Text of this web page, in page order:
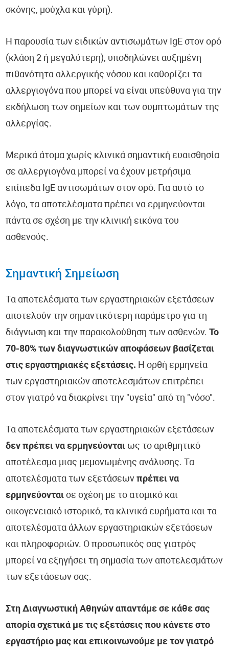
σκόνης, μούχλα και γύρη).
Η παρουσία των ειδικών αντισωμάτων IgE στον ορό
(κλάση 2 ή μεγαλύτερη), υποδηλώνει αυξημένη
πιθανότητα αλλεργικής νόσου και καθορίζει τα
αλλεργιογόνα που μπορεί να είναι υπεύθυνα για την
εκδήλωση των σημείων και των συμπτωμάτων της
αλλεργίας.
Μερικά άτομα χωρίς κλινικά σημαντική ευαισθησία
σε αλλεργιογόνα μπορεί να έχουν μετρήσιμα
επίπεδα IgE αντισωμάτων στον ορό. Για αυτό το
λόγο, τα αποτελέσματα πρέπει να ερμηνεύονται
πάντα σε σχέση με την κλινική εικόνα του
ασθενούς.
Σημαντική Σημείωση
Τα αποτελέσματα των εργαστηριακών εξετάσεων
αποτελούν την σημαντικότερη παράμετρο για τη
διάγνωση και την παρακολούθηση των ασθενών. Το
70-80% των διαγνωστικών αποφάσεων βασίζεται
στις εργαστηριακές εξετάσεις. Η ορθή ερμηνεία
των εργαστηριακών αποτελεσμάτων επιτρέπει
στον γιατρό να διακρίνει την "υγεία" από τη "νόσο".
Τα αποτελέσματα των εργαστηριακών εξετάσεων
δεν πρέπει να ερμηνεύονται ως το αριθμητικό
αποτέλεσμα μιας μεμονωμένης ανάλυσης. Τα
αποτελέσματα των εξετάσεωνπρέπει να
ερμηνεύονται σε σχέση με το ατομικό και
οικογενειακό ιστορικό, τα κλινικά ευρήματα και τα
αποτελέσματα άλλων εργαστηριακών εξετάσεων
και πληροφοριών. Ο προσωπικός σας γιατρός
μπορεί να εξηγήσει τη σημασία των αποτελεσμάτων
των εξετάσεων σας.
Στη Διαγνωστική Αθηνών απαντάμε σε κάθε σας
απορία σχετικά με τις εξετάσεις που κάνετε στο
εργαστήριο μας και επικοινωνούμε με τον γιατρό